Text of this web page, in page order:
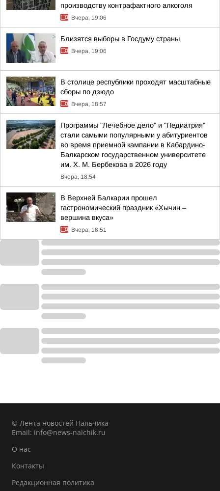
производству контрафактного алкоголя
Вчера, 19:06
Близятся выборы в Госдуму страны
Вчера, 19:06
В столице республики проходят масштабные
сборы по дзюдо
Вчера, 18:57
Программы "Лечебное дело" и "Педиатрия"
стали самыми популярными у абитуриентов
во время приемной кампании в Кабардино-
Балкарском государственном университете
им. Х. М. Бербекова в 2026 году
Вчера, 18:54
В Верхней Балкарии прошел
гастрономический праздник «Хычин –
вершина вкуса»
Вчера, 18:51
© Лента новостей Нальчика
Email: info@news-nalchik.ru
О нас
Контакты
Редакционная политика